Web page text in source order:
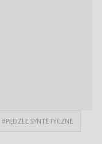
#PĘDZLE SYNTETYCZNE